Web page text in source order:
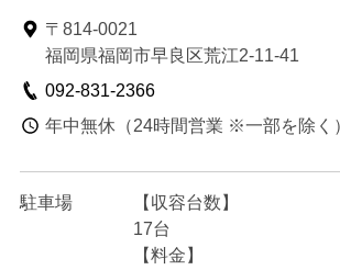
〒814-0021
福岡県福岡市早良区荒江2-11-41
092-831-2366
年中無休（24時間営業 ※一部を除く
駐車場
【収容台数】
17台
【料金】